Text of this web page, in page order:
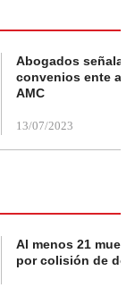
Abogados
convenios ente
AMC
13/07/2023
Al menos 21
por colisión de